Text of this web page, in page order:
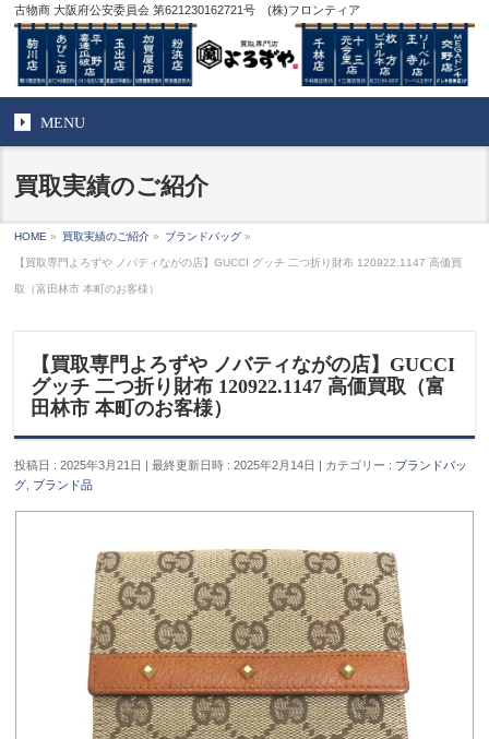
古物商 大阪府公安委員会 第621230162721号 (株)フロンティア
MENU
買取実績のご紹介
HOME » 買取実績のご紹介 » ブランドバッグ »
【買取専門よろずや ノバティながの店】GUCCI グッチ 二つ折り財布 120922.1147 高価買
取（富田林市 本町のお客様）
【買取専門よろずや ノバティながの店】GUCCI
グッチ 二つ折り財布 120922.1147 高価買取（富
田林市 本町のお客様）
投稿日 : 2025年3月21日 最終更新日時 : 2025年2月14日 カテゴリー : ブランドバッ
グ ブランド品